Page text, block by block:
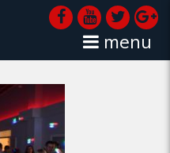
menu